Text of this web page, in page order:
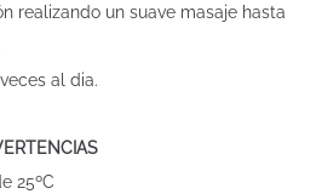
realizando un suave masaje hasta
al dia.
25ºC